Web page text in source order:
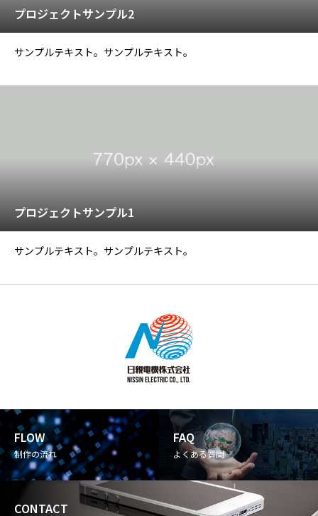
プロジェクトサンプル2
サンプルテキスト。サンプルテキスト。
プロジェクトサンプル1
サンプルテキスト。サンプルテキスト。
FLOW
制作の流れ
FAQ
よくある質問
CONTACT